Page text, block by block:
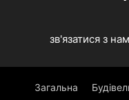
зв'язатися з
Загальна